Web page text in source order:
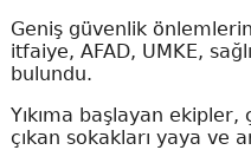
Geniş güvenlik
itfaiye, AFAD, UMKE,
bulundu.
Yıkıma başlayan ekipler,
çıkan sokakları yaya ve